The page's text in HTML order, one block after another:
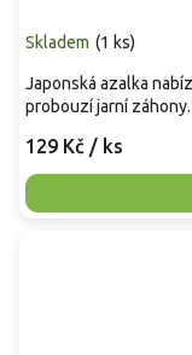
Skladem (1 ks)
129 Kč / ks
Japonská azalka
probouzí jarní